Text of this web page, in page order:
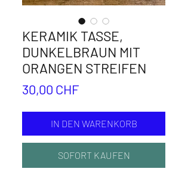
KERAMIK TASSE,
DUNKELBRAUN MIT
ORANGEN STREIFEN
30,00 CHF
IN DEN WARENKORB
SOFORT KAUFEN